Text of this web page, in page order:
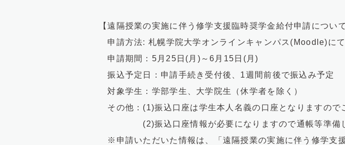
【遠隔授業の実施に伴う修学支援臨時奨学金給付申請について
申請方法: 札幌学院大学オンラインキャンパス(Moodle)に
申請期間：5月25日(月)～6月15日(月)
振込予定日：申請手続き受付後、1週間前後で振込み予定
対象学生：学部学生、大学院生（休学者を除く）
その他：(1)振込口座は学生本人名義の口座となりますので
(2)振込口座情報が必要になりますので通帳等準備し
※申請いただいた情報は、「遠隔授業の実施に伴う修学支